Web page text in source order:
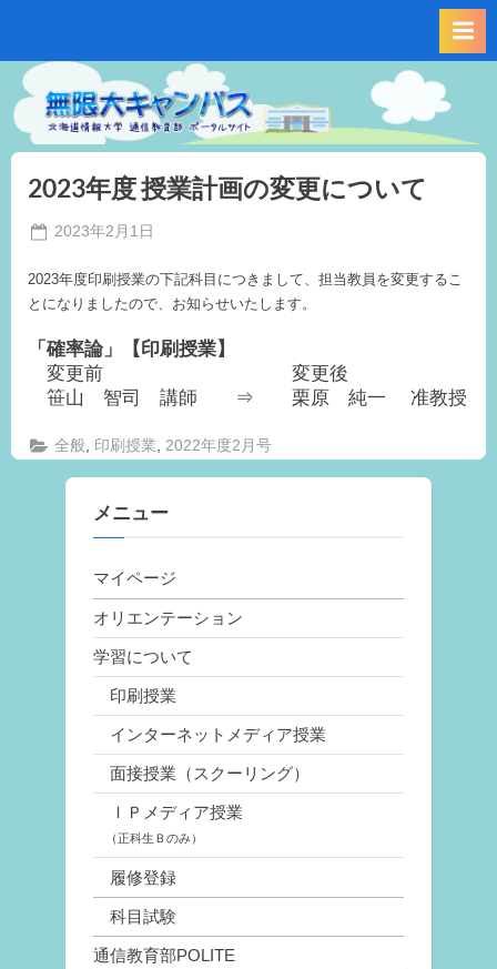
content
2023年度 授業計画の変更について
Posted
2023年2月1日
務
局
2023年度印刷授業の下記科目につきまして、担当教員を変更するこ
とになりましたので、お知らせいたします。
「確率論」【印刷授業】
変更前 変更後
笹山 智司 講師 ⇒ 栗原 純一 准教授
全般 印刷授業 2022年度2月号
メニュー
マイページ
オリエンテーション
学習について
印刷授業
インターネットメディア授業
面接授業（スクーリング）
ＩＰメディア授業
（正科生Ｂのみ）
履修登録
科目試験
通信教育部POLITE